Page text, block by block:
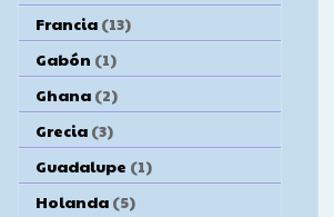
Francia (13)
Gabón (1)
Ghana (2)
Grecia (3)
Guadalupe (1)
Holanda (5)